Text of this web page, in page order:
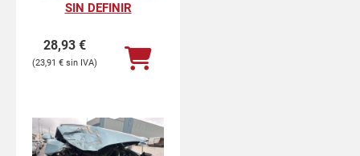
SIN DEFINIR
28,93 €
23,91 €